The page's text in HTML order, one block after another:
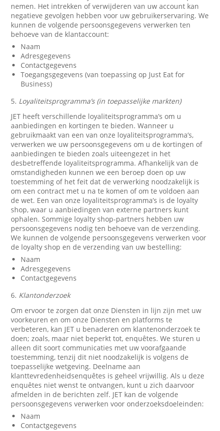
nemen. Het intrekken of verwijderen van uw account kan
negatieve gevolgen hebben voor uw gebruikerservaring. We
kunnen de volgende persoonsgegevens verwerken ten
behoeve van de klantaccount:
Naam
Adresgegevens
Contactgegevens
Toegangsgegevens (van toepassing op Just Eat for
Business)
5. Loyaliteitsprogramma’s (in toepasselijke markten)
JET heeft verschillende loyaliteitsprogramma’s om u
aanbiedingen en kortingen te bieden. Wanneer u
gebruikmaakt van een van onze loyaliteitsprogramma’s,
verwerken we uw persoonsgegevens om u de kortingen of
aanbiedingen te bieden zoals uiteengezet in het
desbetreffende loyaliteitsprogramma. Afhankelijk van de
omstandigheden kunnen we een beroep doen op uw
toestemming of het feit dat de verwerking noodzakelijk is
om een contract met u na te komen of om te voldoen aan
de wet. Een van onze loyaliteitsprogramma’s is de loyalty
shop, waar u aanbiedingen van externe partners kunt
ophalen. Sommige loyalty shop-partners hebben uw
persoonsgegevens nodig ten behoeve van de verzending.
We kunnen de volgende persoonsgegevens verwerken voor
de loyalty shop en de verzending van uw bestelling:
Naam
Adresgegevens
Contactgegevens
6. Klantonderzoek
Om ervoor te zorgen dat onze Diensten in lijn zijn met uw
voorkeuren en om onze Diensten en platforms te
verbeteren, kan JET u benaderen om klantenonderzoek te
doen; zoals, maar niet beperkt tot, enquêtes. We sturen u
alleen dit soort communicaties met uw voorafgaande
toestemming, tenzij dit niet noodzakelijk is volgens de
toepasselijke wetgeving. Deelname aan
klanttevredenheidsenquêtes is geheel vrijwillig. Als u deze
enquêtes niet wenst te ontvangen, kunt u zich daarvoor
afmelden in de berichten zelf. JET kan de volgende
persoonsgegevens verwerken voor onderzoeksdoeleinden:
Naam
Contactgegevens